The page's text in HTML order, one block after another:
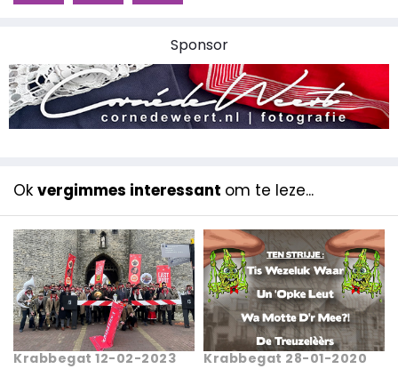
Sponsor
Ok vergimmes interessant om te leze...
Krabbegat 12-02-2023 Krabbegat 28-01-2020